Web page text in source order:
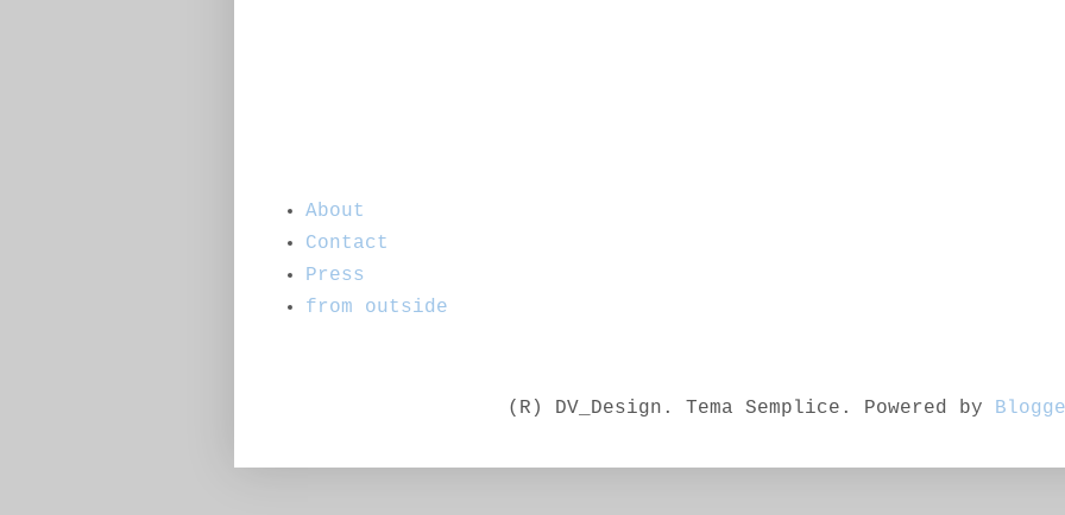
About
Contact
Press
from outside
(R) DV_Design. Tema Semplice. Powered by